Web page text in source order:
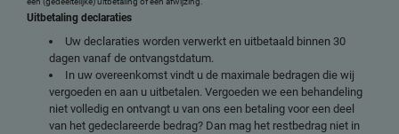
Uitbetaling declaraties
Uw declaraties worden verwerkt en uitbetaald binnen 30
dagen vanaf de ontvangstdatum.
In uw overeenkomst vindt u de maximale bedragen die wij
vergoeden en aan u uitbetalen. Vergoeden we een behandeling
niet volledig en ontvangt u van ons een betaling voor een deel
van het gedeclareerde bedrag? Dan mag het restbedrag niet in